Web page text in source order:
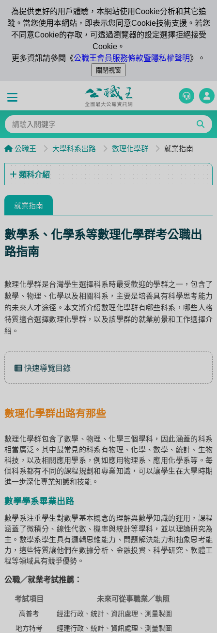
為提供更好的用戶體驗，本網站使用Cookie分析和其它追
蹤。當您使用本網站，即表示您同意Cookie技術支援。若您
不同意Cookie的存取，可透過瀏覽器的設定選擇拒絕接受
Cookie。
更多資訊請參閱《公職王會員服務條款暨隱私權聲明》。
公職王 大學科系出路 數理化學群 就業指南
類科介紹
就業指南
數學系、化學系等數理化學群考公職出
路指南
數理化學群是台灣學生選擇科系時最受歡迎的學群之一，包含了
數學、物理、化學以及相關科系，主要是培養具有科學思考能力
的未來人才途徑。本文將介紹數理化學群有哪些科系，哪些人格
特質適合選擇數理化學群，以及該學群的就業前景和工作選擇介
紹。
快速導覽目錄
數理化學群出路有那些
數理化學群包含了數學、物理、化學三個學科，因此涵蓋的科系
相當廣泛。其中最常見的科系有物理、化學、數學、統計、生物
科技，以及相關應用學系，例如應用物理系、應用化學系等。每
個科系都有不同的課程規劃和專業知識，可以讓學生在大學時期
進一步深化專業知識和技能。
數學學系畢業出路
數學系注重學生對數學基本概念的理解與數學知識的運用，課程
涵蓋了微積分、線性代數、機率與統計等學科，並以理論研究為
主。數學系學生具有邏輯思維能力、問題解決能力和抽象思考能
力，這些特質讓他們在數據分析、金融投資、科學研究、軟體工
程等領域具有競爭優勢。
公職／就業考試推薦：
考試項目 未來可從事職業／執照
高普考 經建行政、 統計、 資訊處理 、 測量製圖
地方特考
經建行政、 統計、 資訊處理 、 測量製圖